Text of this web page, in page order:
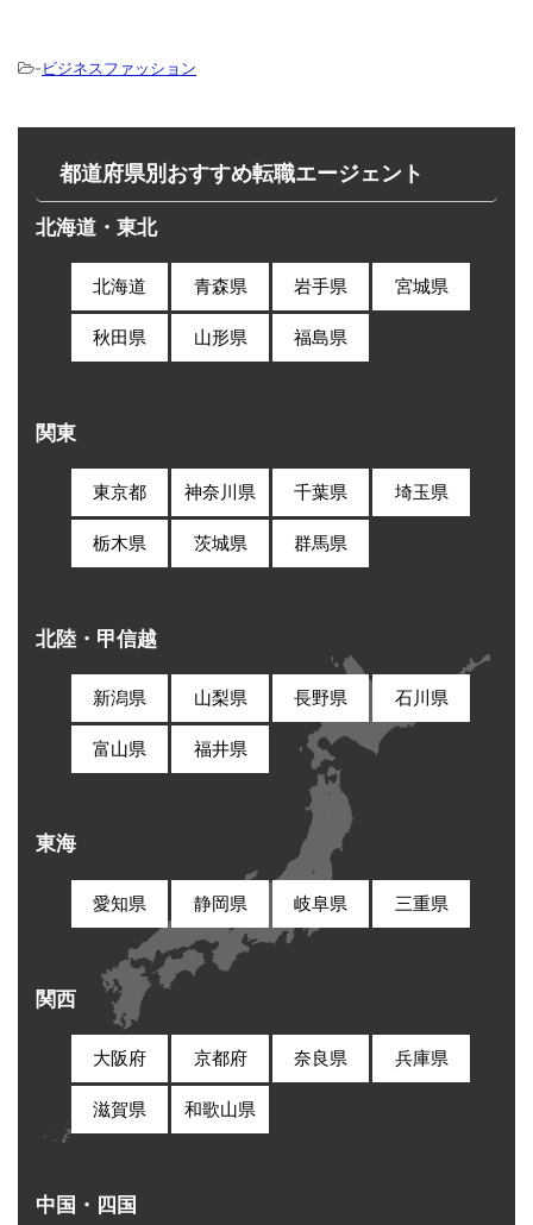
-ビジネスファッション
都道府県別おすすめ転職エージェント
北海道・東北
北海道 青森県 岩手県 宮城県
秋田県 山形県 福島県
関東
東京都 神奈川県 千葉県 埼玉県
栃木県 茨城県 群馬県
北陸・甲信越
新潟県 山梨県 長野県 石川県
富山県 福井県
東海
愛知県 静岡県 岐阜県 三重県
関西
大阪府 京都府 奈良県 兵庫県
滋賀県 和歌山県
中国・四国